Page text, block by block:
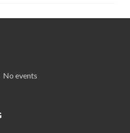
No events